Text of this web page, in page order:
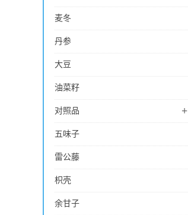
麦冬
丹参
大豆
油菜籽
对照品 +
五味子
雷公藤
枳壳
余甘子